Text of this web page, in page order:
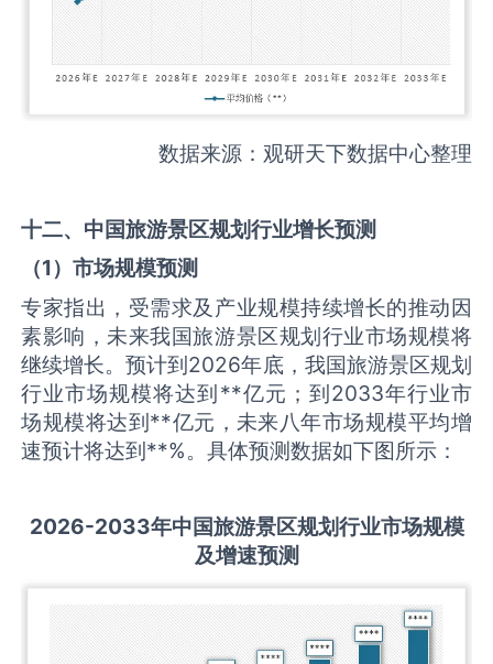
数据来源：观研天下数据中心整理
十二、中国旅游景区规划行业增长预测
（1）市场规模预测
专家指出，受需求及产业规模持续增长的推动因
素影响，未来我国旅游景区规划行业市场规模将
继续增长。预计到2026年底，我国旅游景区规划
行业市场规模将达到**亿元；到2033年行业市
场规模将达到**亿元，未来八年市场规模平均增
速预计将达到**%。具体预测数据如下图所示：
2026-2033年中国旅游景区规划行业市场规模
及增速预测